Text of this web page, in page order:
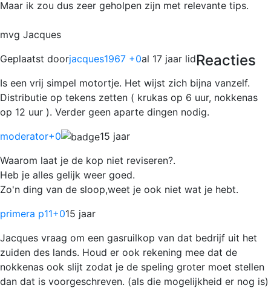
Maar ik zou dus zeer geholpen zijn met relevante tips.
mvg Jacques
Geplaatst doorjacques1967 +0al 17 jaar lidReacties
Is een vrij simpel motortje. Het wijst zich bijna vanzelf.
Distributie op tekens zetten ( krukas op 6 uur, nokkenas
op 12 uur ). Verder geen aparte dingen nodig.
moderator+0
15 jaar
Waarom laat je de kop niet reviseren?.
Heb je alles gelijk weer goed.
Zo'n ding van de sloop,weet je ook niet wat je hebt.
primera p11+015 jaar
Jacques vraag om een gasruilkop van dat bedrijf uit het
zuiden des lands. Houd er ook rekening mee dat de
nokkenas ook slijt zodat je de speling groter moet stellen
dan dat is voorgeschreven. (als die mogelijkheid er nog is)